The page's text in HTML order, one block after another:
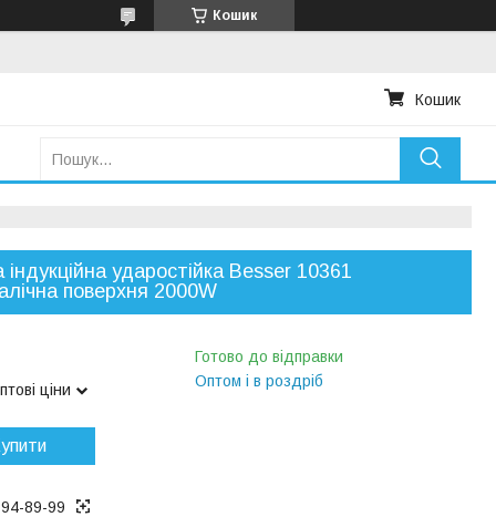
Кошик
Кошик
ударостійка Besser 10361
поверхня 2000W
ціни
Готово до відправки
Оптом і в роздріб
89-99